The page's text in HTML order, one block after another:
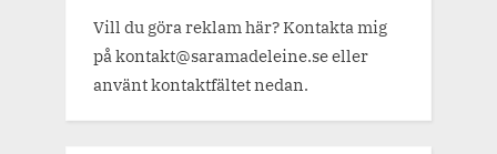
Vill du göra reklam här? Kontakta mig
på kontakt@saramadeleine.se eller
använt kontaktfältet nedan.